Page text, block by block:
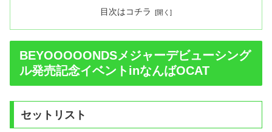
目次はコチラ
BEYOOOOONDSメジャーデビューシング
ル発売記念イベントinなんばOCAT
セットリスト